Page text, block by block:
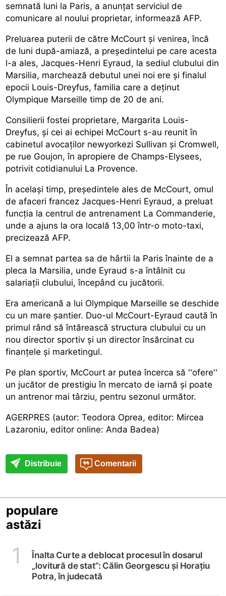
semnată luni la Paris, a anunțat serviciul de
comunicare al noului proprietar, informează AFP.
Preluarea puterii de către McCourt și venirea, încă
de luni după-amiază, a președintelui pe care acesta
l-a ales, Jacques-Henri Eyraud, la sediul clubului din
Marsilia, marchează debutul unei noi ere și finalul
epocii Louis-Dreyfus, familia care a deținut
Olympique Marseille timp de 20 de ani.
Consilierii fostei proprietare, Margarita Louis-
Dreyfus, și cei ai echipei McCourt s-au reunit în
cabinetul avocaților newyorkezi Sullivan și Cromwell,
pe rue Goujon, în apropiere de Champs-Elysees,
potrivit cotidianului La Provence.
În același timp, președintele ales de McCourt, omul
de afaceri francez Jacques-Henri Eyraud, a preluat
funcția la centrul de antrenament La Commanderie,
unde a ajuns la ora locală 13,00 într-o moto-taxi,
precizează AFP.
El a semnat partea sa de hârtii la Paris înainte de a
pleca la Marsilia, unde Eyraud s-a întâlnit cu
salariații clubului, începând cu jucătorii.
Era americană a lui Olympique Marseille se deschide
cu un mare șantier. Duo-ul McCourt-Eyraud caută în
primul rând să întărească structura clubului cu un
nou director sportiv și un director însărcinat cu
finanțele și marketingul.
Pe plan sportiv, McCourt ar putea încerca să ''ofere''
un jucător de prestigiu în mercato de iarnă și poate
un antrenor mai târziu, pentru sezonul următor.
AGERPRES (autor: Teodora Oprea, editor: Mircea
Lazaroniu, editor online: Anda Badea)
Distribuie Comentarii
populare
astăzi
1
Înalta Curte a deblocat procesul în dosarul
„lovitură de stat”: Călin Georgescu și Horațiu
Potra, în judecată